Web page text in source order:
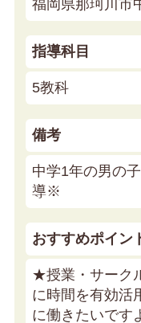
福岡県那珂川市
指導科目
5教科
備考
中学1年の男の
導※
おすすめポイン
★授業・サーク
に時間を有効活
に働きたいです